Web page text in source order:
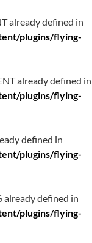
already defined in
plugins/flying-
already defined in
plugins/flying-
defined in
plugins/flying-
already defined in
plugins/flying-